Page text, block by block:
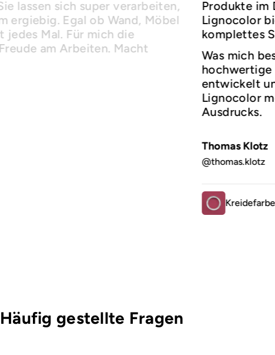
lassen sich super verarbeiten,
ergiebig. Egal ob Wand, Möbel
jedes Mal. Für mich die
am Arbeiten. Macht
Produkte im
Lignocolor
komplettes
Was mich
hochwertige
entwickelt
Lignocolor
Ausdrucks.
Thomas Klotz
@thomas.klotz
Häufig gestellte Fragen